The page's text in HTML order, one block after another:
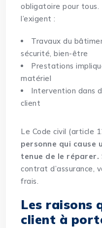
obligatoire pour
l’exigent :
Travaux du
sécurité, bien-être
Prestations
matériel
Intervention dans
client
Le Code civil (article
personne qui cause
tenue de le réparer.
contrat d’assurance,
frais.
Les raisons
client à